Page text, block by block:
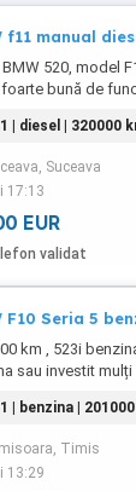
f11 manual
520, model
bună de
la 290.000 și
ulei, filtre,
perne,
frână, ambreiaj,
| diesel | 320000
Suceava
17:13
EUR
validat
F10 Seria 5
km , 523i
sau investit
adaptiv cu
Navi mare Night
de condus
...
| benzina |
Timis
13:29